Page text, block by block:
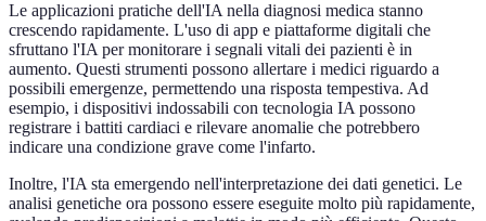
Le applicazioni pratiche dell'IA nella diagnosi medica stanno
crescendo rapidamente. L'uso di app e piattaforme digitali che
sfruttano l'IA per monitorare i segnali vitali dei pazienti è in
aumento. Questi strumenti possono allertare i medici riguardo a
possibili emergenze, permettendo una risposta tempestiva. Ad
esempio, i dispositivi indossabili con tecnologia IA possono
registrare i battiti cardiaci e rilevare anomalie che potrebbero
indicare una condizione grave come l'infarto.
Inoltre, l'IA sta emergendo nell'interpretazione dei dati genetici. Le
analisi genetiche ora possono essere eseguite molto più rapidamente,